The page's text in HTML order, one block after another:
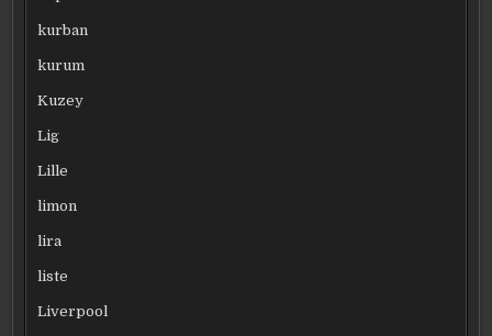
kurban
kurum
Kuzey
Lig
Lille
limon
lira
liste
Liverpool